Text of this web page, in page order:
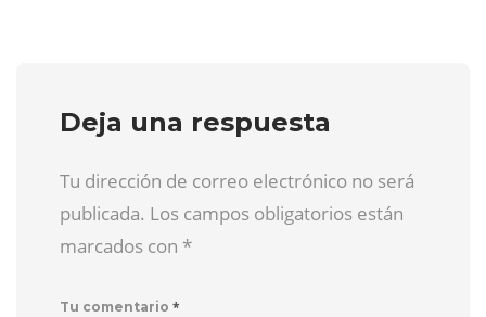
Deja una respuesta
Tu dirección de correo electrónico no será
publicada. Los campos obligatorios están
marcados con *
Tu comentario *